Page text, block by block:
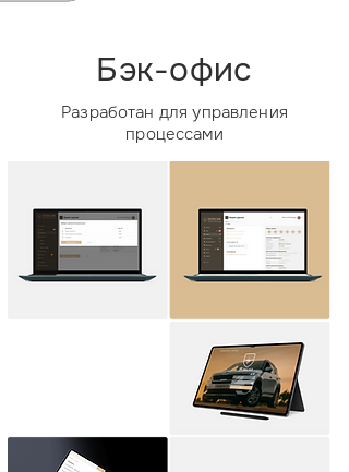
Бэк-офис
Разработан для управления
процессами